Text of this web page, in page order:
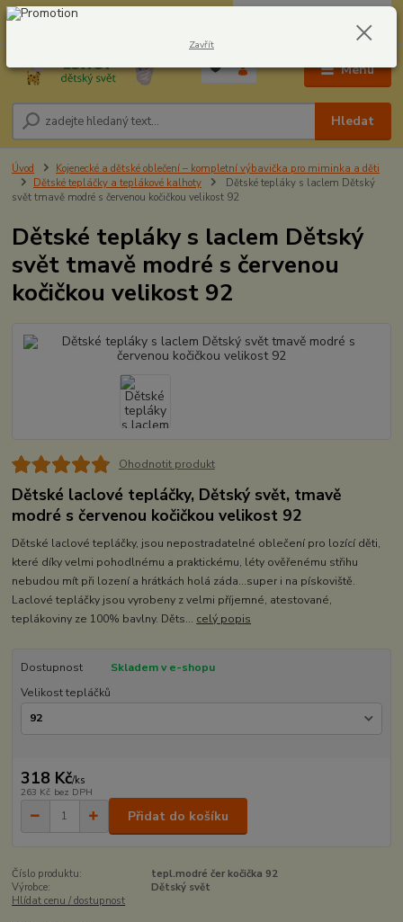
Menu
Hledat
604278943 0,00 Kč
Úvod
Kojenecké a dětské oblečení – kompletní výbavička pro miminka a děti
Dětské tepláčky a teplákové kalhoty
Dětské tepláky s laclem Dětský
svět tmavě modré s červenou kočičkou velikost 92
Dětské tepláky s laclem Dětský
svět tmavě modré s červenou
kočičkou velikost 92
Ohodnotit produkt
Dětské laclové tepláčky, Dětský svět, tmavě
modré s červenou kočičkou velikost 92
Dětské laclové tepláčky, jsou nepostradatelné oblečení pro lozící děti,
které díky velmi pohodlnému a praktickému, léty ověřenému střihu
nebudou mít při lození a hrátkách holá záda...super i na pískoviště.
Laclové tepláčky jsou vyrobeny z velmi příjemné, atestované,
teplákoviny ze 100% bavlny. Děts... celý popis
Dostupnost
Skladem v e-shopu
Velikost tepláčků
318 Kč/ks
263 Kč bez DPH
Přidat do košíku
Číslo produktu:
tepl.modré čer kočička 92
Výrobce:
Dětský svět
Hlídat cenu / dostupnost
Zavřít